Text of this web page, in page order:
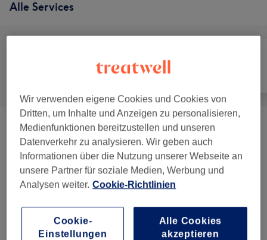
Alle Services
Friseur
Kosmetik (4) ab 10 €
Dauerwelle (2) ab 47 €
Balayage ( 1)
Herren - Haarschnitte & Stylings 2) ab 20 €
Wir verwenden eigene Cookies und Cookies von
Dritten, um Inhalte und Anzeigen zu personalisieren,
Medienfunktionen bereitzustellen und unseren
Datenverkehr zu analysieren. Wir geben auch
Informationen über die Nutzung unserer Webseite an
unsere Partner für soziale Medien, Werbung und
Analysen weiter. Cookie-Richtlinien
Cookie-
Einstellungen
Alle Cookies
akzeptieren